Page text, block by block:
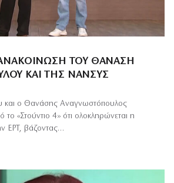
ΤΟΥ ΘΑΝΆΣΗ
ΚΑΙ ΤΗΣ ΝΆΝΣΥΣ
και ο Θανάσης Αναγνωστόπουλος
«Στούντιο 4» ότι ολοκληρώνεται η
ΕΡΤ, βάζοντας…